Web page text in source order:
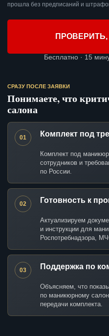
прошла без предписаний и
Бесплатно · 15
СРАЗУ ПОСЛЕ ЗАЯВКИ
Понимаете, что
салона
01 Комплект под
Комплект под
сотрудников и
по России.
02 Готовность к
Актуализируем
и инструкции для
Роспотребнадзора,
03 Поддержка по
Объясняем, что
по маникюрному
передачи комплекта.